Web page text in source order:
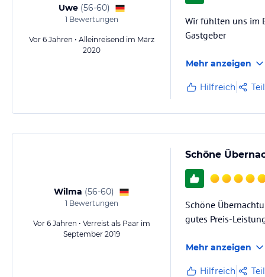
Uwe (56-60)
1 Bewertungen
Vor 6 Jahren • Alleinreisend im März
2020
Wir fühlten uns im
Gastgeber
Mehr anzeigen
Hilfreich
Wilma (56-60)
1 Bewertungen
Vor 6 Jahren • Verreist als Paar im
September 2019
Schöne
Schöne
gutes Preis-
Mehr anzeigen
Hilfreich